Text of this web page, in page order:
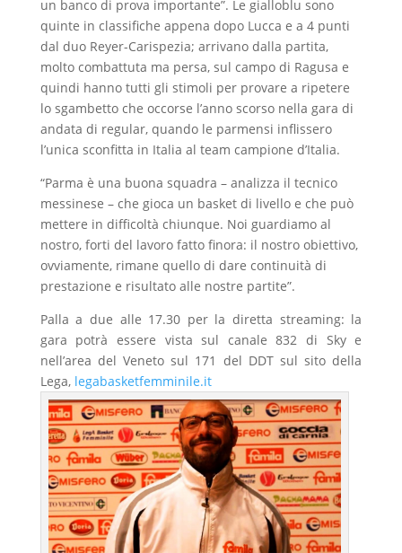
un banco di prova importante”. Le gialloblu sono
quinte in classifiche appena dopo Lucca e a 4 punti
dal duo Reyer-Carispezia; arrivano dalla partita,
molto combattuta ma persa, sul campo di Ragusa e
quindi hanno tutti gli stimoli per provare a ripetere
lo sgambetto che occorse l’anno scorso nella gara di
andata di regular, quando le parmensi inflissero
l’unica sconfitta in Italia al team campione d’Italia.
“Parma è una buona squadra – analizza il tecnico
messinese – che gioca un basket di livello e che può
mettere in difficoltà chiunque. Noi guardiamo al
nostro, forti del lavoro fatto finora: il nostro obiettivo,
ovviamente, rimane quello di dare continuità di
prestazione e risultato alle nostre partite”.
Palla a due alle 17.30 per la diretta streaming: la
gara potrà essere vista sul canale 832 di Sky e
nell’area del Veneto sul 171 del DDT sul sito della
Lega, legabasketfemminile.it